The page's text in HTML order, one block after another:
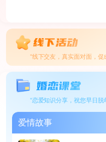
“线下交友，真实面对面，促
“恋爱知识分享，祝您早日脱
爱情故事